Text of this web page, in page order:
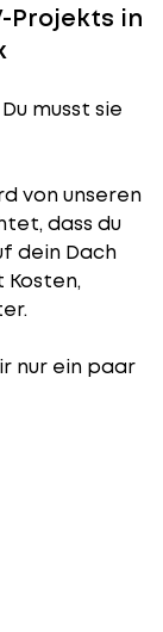
Projekts in
musst sie
von unseren
dass du
dein Dach
nur ein paar